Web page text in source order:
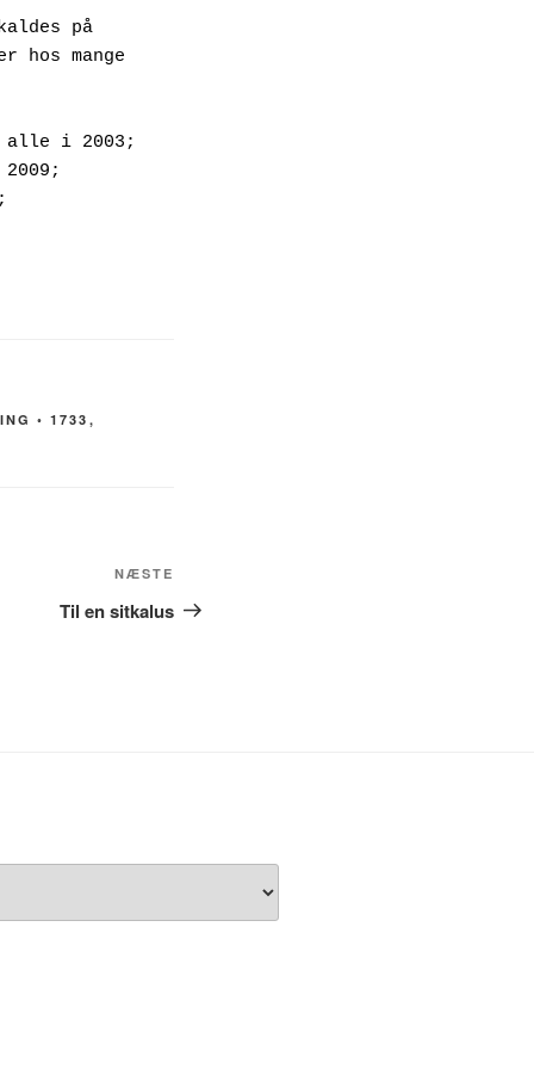
på
hos mange
alle i 2003;
◦ 1733 ,
indlæg
NÆSTE
Til en sitkalus